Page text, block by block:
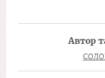
Автор